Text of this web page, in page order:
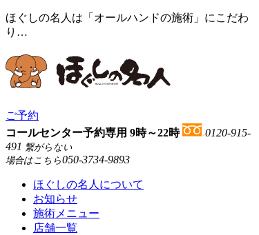
ほぐしの名人は「オールハンドの施術」にこだわ
り…
ご予約
コールセンター予約専用 9時～22時
0120-915-
491 繋がらない
場合はこちら050-3734-9893
ほぐしの名人について
お知らせ
施術メニュー
店舗一覧